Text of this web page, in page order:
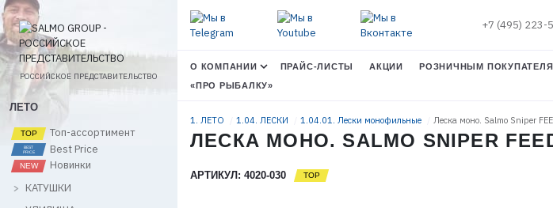
РОССИЙСКОЕ ПРЕДСТАВИТЕЛЬСТВО
ЛЕТО
Топ-ассортимент
Best Price
Новинки
КАТУШКИ
+7 (495) 223-
О КОМПАНИИ ПРАЙС-ЛИСТЫ АКЦИИ РОЗНИЧНЫМ
«ПРО РЫБАЛКУ»
1. ЛЕТО 1.04. ЛЕСКИ 1.04.01. Лески монофильные Леска моно. Salmo Sniper
ЛЕСКА МОНО. SALMO SNIPER
АРТИКУЛ: 4020-030